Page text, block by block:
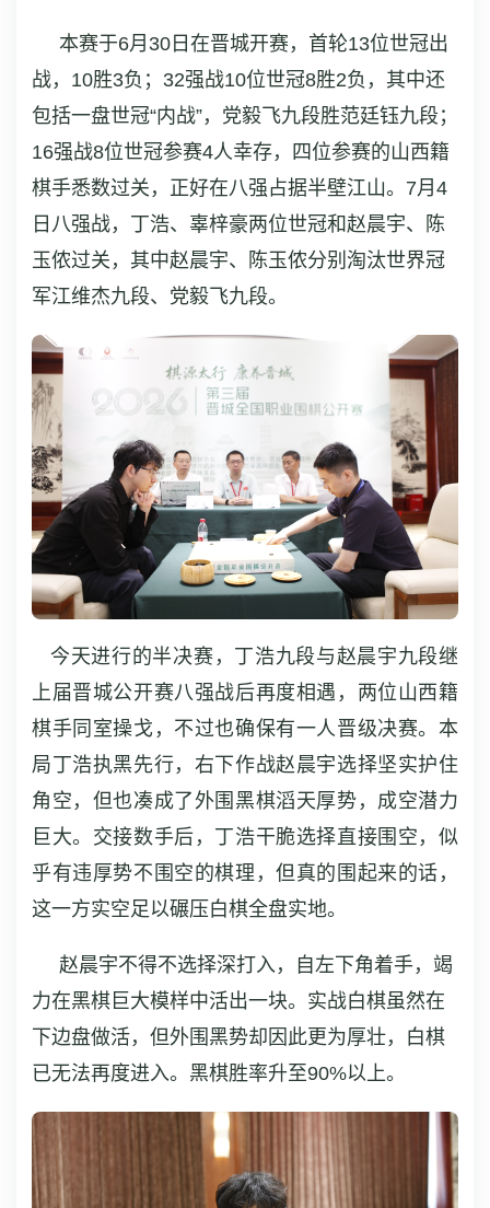
本赛于6月30日在晋城开赛，首轮13位世冠出
战，10胜3负；32强战10位世冠8胜2负，其中还
包括一盘世冠“内战”，党毅飞九段胜范廷钰九段；
16强战8位世冠参赛4人幸存，四位参赛的山西籍
棋手悉数过关，正好在八强占据半壁江山。7月4
日八强战，丁浩、辜梓豪两位世冠和赵晨宇、陈
玉侬过关，其中赵晨宇、陈玉侬分别淘汰世界冠
军江维杰九段、党毅飞九段。
今天进行的半决赛，丁浩九段与赵晨宇九段继
上届晋城公开赛八强战后再度相遇，两位山西籍
棋手同室操戈，不过也确保有一人晋级决赛。本
局丁浩执黑先行，右下作战赵晨宇选择坚实护住
角空，但也凑成了外围黑棋滔天厚势，成空潜力
巨大。交接数手后，丁浩干脆选择直接围空，似
乎有违厚势不围空的棋理，但真的围起来的话，
这一方实空足以碾压白棋全盘实地。
赵晨宇不得不选择深打入，自左下角着手，竭
力在黑棋巨大模样中活出一块。实战白棋虽然在
下边盘做活，但外围黑势却因此更为厚壮，白棋
已无法再度进入。黑棋胜率升至90%以上。